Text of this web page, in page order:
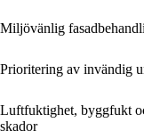
Miljövänlig
Prioritering av invändig
Luftfuktighet, byggfukt
skador